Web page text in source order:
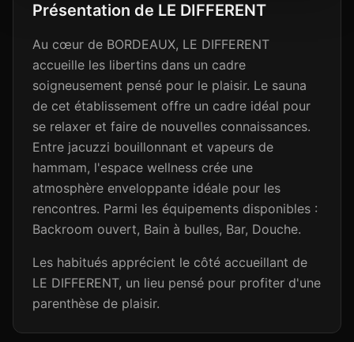
Présentation de LE DIFFERENT
Au cœur de BORDEAUX, LE DIFFERENT
accueille les libertins dans un cadre
soigneusement pensé pour le plaisir. Le sauna
de cet établissement offre un cadre idéal pour
se relaxer et faire de nouvelles connaissances.
Entre jacuzzi bouillonnant et vapeurs de
hammam, l'espace wellness crée une
atmosphère enveloppante idéale pour les
rencontres. Parmi les équipements disponibles :
Backroom ouvert, Bain à bulles, Bar, Douche.
Les habitués apprécient le côté accueillant de
LE DIFFERENT, un lieu pensé pour profiter d'une
parenthèse de plaisir.